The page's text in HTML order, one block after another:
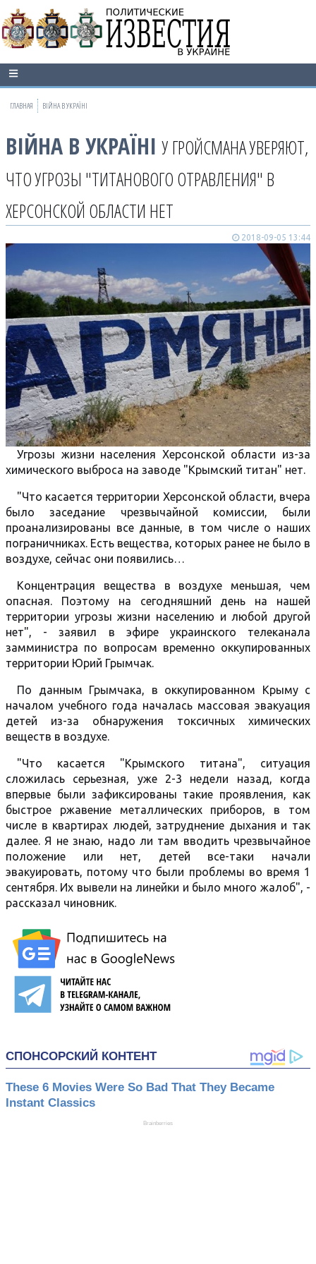
ГЛАВНАЯ ВІЙНА В УКРАЇНІ
ВІЙНА В УКРАЇНІ У ГРОЙСМАНА УВЕРЯЮТ,
ЧТО УГРОЗЫ "ТИТАНОВОГО ОТРАВЛЕНИЯ" В
ХЕРСОНСКОЙ ОБЛАСТИ НЕТ
2018-09-05 13:44
Угрозы жизни населения Херсонской области из-за
химического выброса на заводе "Крымский титан" нет.
"Что касается территории Херсонской области, вчера
было заседание чрезвычайной комиссии, были
проанализированы все данные, в том числе о наших
пограничниках. Есть вещества, которых ранее не было в
воздухе, сейчас они появились…
Концентрация вещества в воздухе меньшая, чем
опасная. Поэтому на сегодняшний день на нашей
территории угрозы жизни населению и любой другой
нет", - заявил в эфире украинского телеканала
замминистра по вопросам временно оккупированных
территории Юрий Грымчак.
По данным Грымчака, в оккупированном Крыму с
началом учебного года началась массовая эвакуация
детей из-за обнаружения токсичных химических
веществ в воздухе.
"Что касается "Крымского титана", ситуация
сложилась серьезная, уже 2-3 недели назад, когда
впервые были зафиксированы такие проявления, как
быстрое ржавение металлических приборов, в том
числе в квартирах людей, затруднение дыхания и так
далее. Я не знаю, надо ли там вводить чрезвычайное
положение или нет, детей все-таки начали
эвакуировать, потому что были проблемы во время 1
сентября. Их вывели на линейки и было много жалоб", -
рассказал чиновник.